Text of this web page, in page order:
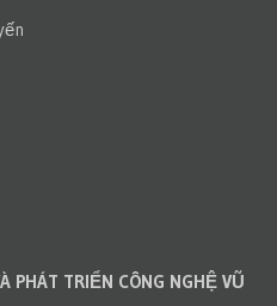
PHÁT TRIỂN CÔNG NGHỆ VŨ